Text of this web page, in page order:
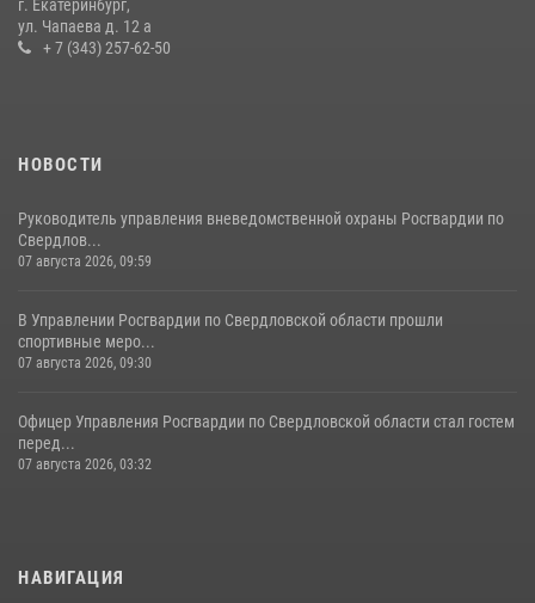
10 июля 2026, 12:35
г. Екатеринбург,
ул. Чапаева д. 12 а
+ 7 (343) 257-62-50
НОВОСТИ
Руководитель управления вневедомственной охраны Росгвардии по
Свердлов...
07 августа 2026, 09:59
В Управлении Росгвардии по Свердловской области прошли
спортивные меро...
07 августа 2026, 09:30
Офицер Управления Росгвардии по Свердловской области стал гостем
перед...
07 августа 2026, 03:32
НАВИГАЦИЯ